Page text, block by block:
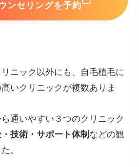
ンセリングを予約
ニック以外にも、自毛植毛に
いクリニックが複数ありま
通いやすい３つのクリニック
技術・サポート体制 などの観
。